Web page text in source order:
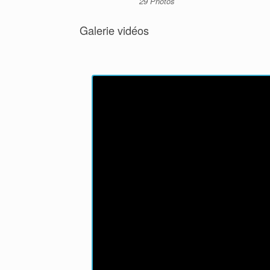
Galerie vidéos